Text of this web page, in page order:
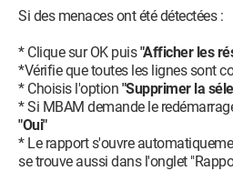
--
End of file - 19279 bytes
Si des menaces ont été détectées :
* Clique sur OK puis"Afficher les
*Vérifie que toutes les lignes sont
* Choisis l'option "Supprimer la
* Si MBAM demande le
"Oui"
* Le rapport s'ouvre
se trouve aussi dans l'onglet